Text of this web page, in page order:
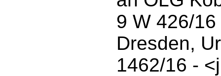
9 W 426/
Dresden,
1462/16 -